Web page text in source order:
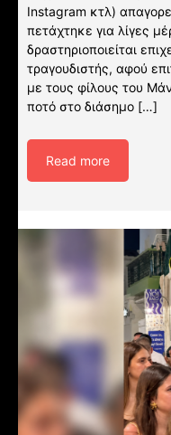
Instagram κτλ)
πετάχτηκε για λίγες
δραστηριοποιείται
τραγουδιστής, αφού
με τους φίλους του
ποτό στο διάσημο […]
Read more